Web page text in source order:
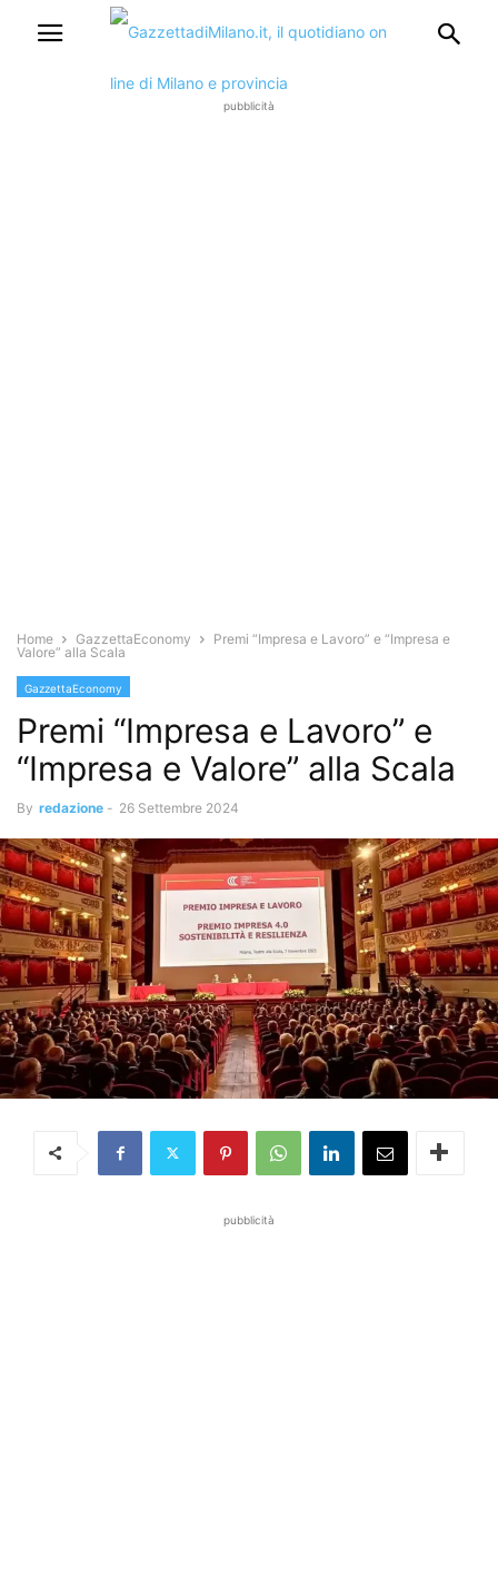
pubblicità
Home GazzettaEconomy
Premi “Impresa e Lavoro” e “Impresa e
Valore” alla Scala
GazzettaEconomy
Premi “Impresa e Lavoro” e
“Impresa e Valore” alla Scala
By redazione - 26 Settembre 2024
pubblicità